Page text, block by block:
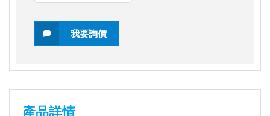
我要詢價
產品詳情